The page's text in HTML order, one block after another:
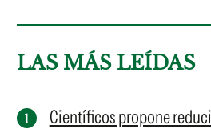
LAS MÁS LEÍDAS
Científicos propone